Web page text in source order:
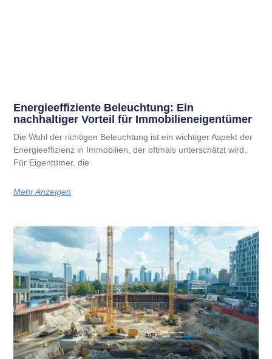
Energieeffiziente Beleuchtung: Ein
nachhaltiger Vorteil für Immobilieneigentümer
Die Wahl der richtigen Beleuchtung ist ein wichtiger Aspekt der
Energieeffizienz in Immobilien, der oftmals unterschätzt wird.
Für Eigentümer, die
Mehr Anzeigen